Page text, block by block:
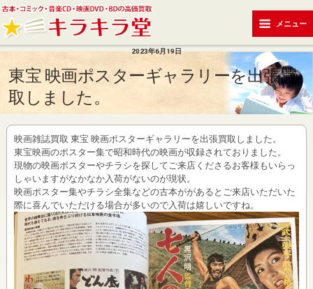
メニュー
2023年6月19日
東宝 映画ポスターギャラリーを出張買
取しました。
映画雑誌買取 東宝 映画ポスターギャラリーを出張買取しました。
東宝映画のポスター集で昭和時代の映画が収録されておりました。
現物の映画ポスターやチラシを探してご来店くださるお客様もいらっ
しゃいますがなかなか入荷がないのが現状。
映画ポスター集やチラシ全集などの古本ががあるとご来店いただいた
際に喜んでいただける場合が多いので入荷は嬉しいですね。